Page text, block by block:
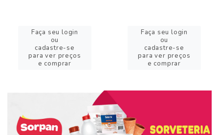
Faça seu login
ou
cadastre-se
para ver preços
e comprar
Faça seu login
ou
cadastre-se
para ver preços
e comprar